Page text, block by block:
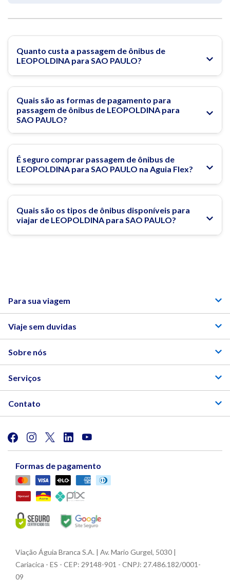
Quanto custa a passagem de ônibus de
LEOPOLDINA para SAO PAULO?
Quais são as formas de pagamento para
passagem de ônibus de LEOPOLDINA para
SAO PAULO?
É seguro comprar passagem de ônibus de
LEOPOLDINA para SAO PAULO na Aguia Flex?
Quais são os tipos de ônibus disponíveis para
viajar de LEOPOLDINA para SAO PAULO?
Para sua viagem
Viaje sem duvidas
Sobre nós
Serviços
Contato
Formas de pagamento
Viação Águia Branca S.A. | Av. Mario Gurgel, 5030 |
Cariacica - ES - CEP: 29148-901 - CNPJ: 27.486.182/0001-
09